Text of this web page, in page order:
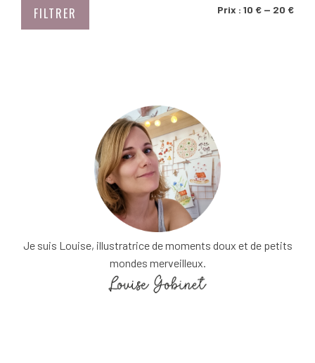
PRIX
MIN
PRIX
MAX
FILTRER Prix : 10 € — 20 €
Je suis Louise, illustratrice de moments doux et de petits
mondes merveilleux.